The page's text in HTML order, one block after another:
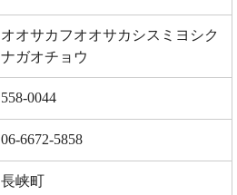
オオサカフオオサカシスミヨシク
ナガオチョウ
558-0044
06-6672-5858
長峡町